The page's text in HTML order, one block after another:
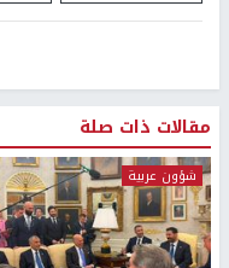
مقالات ذات صلة
شؤون عربية